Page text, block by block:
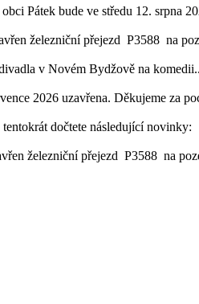
Pátek bude ve středu 12. srpna
železniční přejezd P3588 na
v Novém Bydžově na
2026 uzavřena. Děkujeme za
dočtete následující
železniční přejezd P3588 na